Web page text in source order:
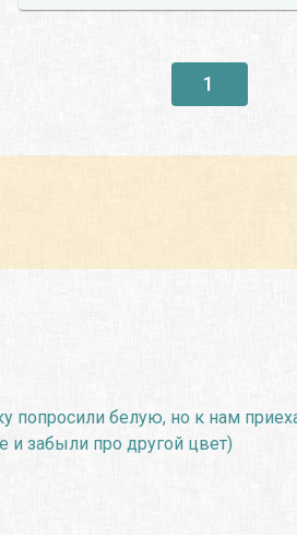
1
попросили белую, но к нам
и забыли про другой цвет)